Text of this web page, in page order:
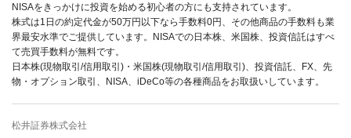
NISAをきっかけに投資を始める初心者の方にも支持されています。
株式は1日の約定代金が50万円以下なら手数料0円、その他商品の手数料も業
界最安水準でご提供しています。NISAでの日本株、米国株、投資信託はすべ
て売買手数料が無料です。
日本株(現物取引/信用取引)・米国株(現物取引/信用取引)、投資信託、FX、先
物・オプション取引、NISA、iDeCo等の各種商品をお取扱いしています。
松井証券株式会社